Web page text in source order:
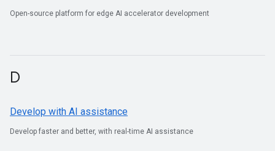
Open-source platform for edge AI accelerator development
D
Develop with AI assistance
Develop faster and better, with real-time AI assistance